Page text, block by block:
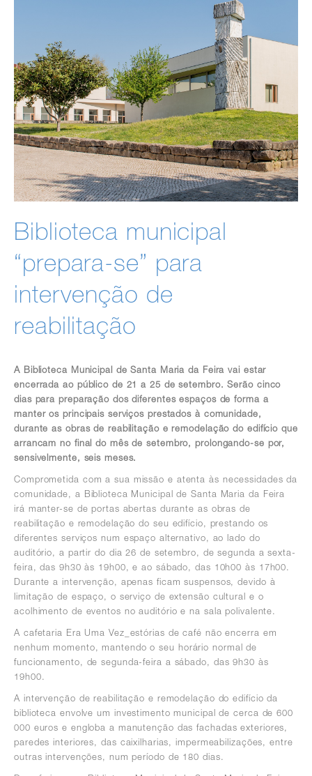
Biblioteca municipal
“prepara-se” para
intervenção de
reabilitação
A Biblioteca Municipal de Santa Maria da Feira vai estar
encerrada ao público de 21 a 25 de setembro. Serão cinco
dias para preparação dos diferentes espaços de forma a
manter os principais serviços prestados à comunidade,
durante as obras de reabilitação e remodelação do edifício que
arrancam no final do mês de setembro, prolongando-se por,
sensivelmente, seis meses.
Comprometida com a sua missão e atenta às necessidades da
comunidade, a Biblioteca Municipal de Santa Maria da Feira
irá manter-se de portas abertas durante as obras de
reabilitação e remodelação do seu edifício, prestando os
diferentes serviços num espaço alternativo, ao lado do
auditório, a partir do dia 26 de setembro, de segunda a sexta-
feira, das 9h30 às 19h00, e ao sábado, das 10h00 às 17h00.
Durante a intervenção, apenas ficam suspensos, devido à
limitação de espaço, o serviço de extensão cultural e o
acolhimento de eventos no auditório e na sala polivalente.
A cafetaria Era Uma Vez_estórias de café não encerra em
nenhum momento, mantendo o seu horário normal de
funcionamento, de segunda-feira a sábado, das 9h30 às
19h00.
A intervenção de reabilitação e remodelação do edifício da
biblioteca envolve um investimento municipal de cerca de 600
000 euros e engloba a manutenção das fachadas exteriores,
paredes interiores, das caixilharias, impermeabilizações, entre
outras intervenções, num período de 180 dias.